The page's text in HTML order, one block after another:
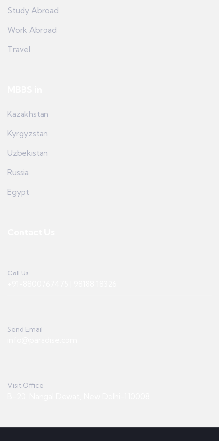
Study Abroad
Work Abroad
Travel
Kazakhstan
Kyrgyzstan
Uzbekistan
Russia
Egypt
Call Us
Send Email
Visit Office